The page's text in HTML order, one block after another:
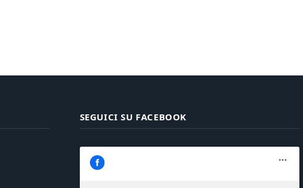
SEGUICI SU FACEBOOK